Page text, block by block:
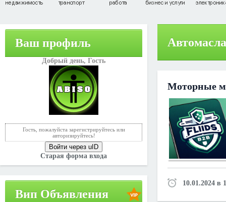
Ваш профиль
Добрый день, Гость
Гость, пожалуйста зарегистрируйтесь или
авторизируйтесь!
Войти через uID
Старая форма входа
Вип Объявления
Моторные
10.01.2024 в